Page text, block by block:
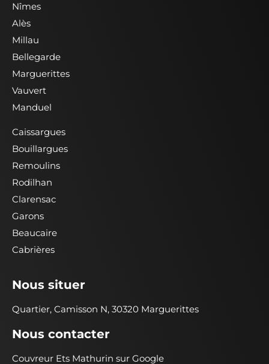
Nîmes
Alès
Millau
Bellegarde
Marguerittes
Vauvert
Manduel
Caissargues
Bouillargues
Remoulins
Rodilhan
Clarensac
Garons
Beaucaire
Cabrières
Nous situer
Quartier, Camisson N, 30320 Marguerittes
Nous contacter
Couvreur Ets Mathurin sur Google